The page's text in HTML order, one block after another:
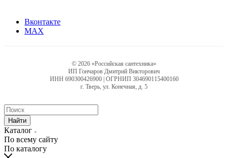
Вконтакте
MAX
© 2026 «Российская сантехника»
ИП Гончаров Дмитрий Викторович
ИНН 690300426900 | ОГРНИП 304690115400160
г. Тверь, ул. Конечная, д. 5
Найти
Каталог
По всему сайту
По каталогу